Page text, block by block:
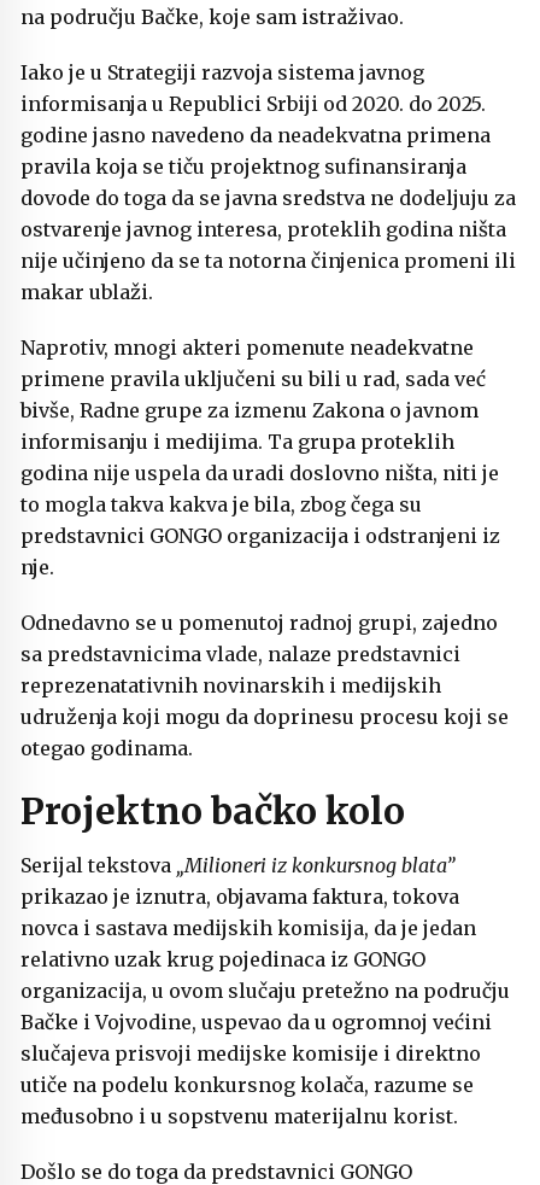
na području Bačke, koje sam istraživao.
Iako je u Strategiji razvoja sistema javnog
informisanja u Republici Srbiji od 2020. do 2025.
godine jasno navedeno da neadekvatna primena
pravila koja se tiču projektnog sufinansiranja
dovode do toga da se javna sredstva ne dodeljuju za
ostvarenje javnog interesa, proteklih godina ništa
nije učinjeno da se ta notorna činjenica promeni ili
makar ublaži.
Naprotiv, mnogi akteri pomenute neadekvatne
primene pravila uključeni su bili u rad, sada već
bivše, Radne grupe za izmenu Zakona o javnom
informisanju i medijima. Ta grupa proteklih
godina nije uspela da uradi doslovno ništa, niti je
to mogla takva kakva je bila, zbog čega su
predstavnici GONGO organizacija i odstranjeni iz
nje.
Odnedavno se u pomenutoj radnoj grupi, zajedno
sa predstavnicima vlade, nalaze predstavnici
reprezenatativnih novinarskih i medijskih
udruženja koji mogu da doprinesu procesu koji se
otegao godinama.
Projektno bačko kolo
Serijal tekstova „Milioneri iz konkursnog blata”
prikazao je iznutra, objavama faktura, tokova
novca i sastava medijskih komisija, da je jedan
relativno uzak krug pojedinaca iz GONGO
organizacija, u ovom slučaju pretežno na području
Bačke i Vojvodine, uspevao da u ogromnoj većini
slučajeva prisvoji medijske komisije i direktno
utiče na podelu konkursnog kolača, razume se
međusobno i u sopstvenu materijalnu korist.
Došlo se do toga da predstavnici GONGO